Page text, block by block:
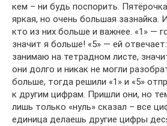
кем – ни будь поспорить.
яркая, но очень большая зазнайка.
кто из них больше и важнее. «1» —
значит я больше! «5» — ей
занимаю на тетрадном листе,
они долго и никак не могли
больше, тогда решили «1» и «5»
к другим цифрам. Пришли они, но
лишь только «нуль» сказал – все
единица делаешь другие цифры